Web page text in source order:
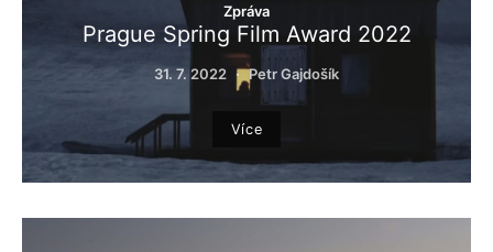
Zpráva
Prague Spring Film Award 2022
31. 7. 2022 Petr Gajdošík
Více